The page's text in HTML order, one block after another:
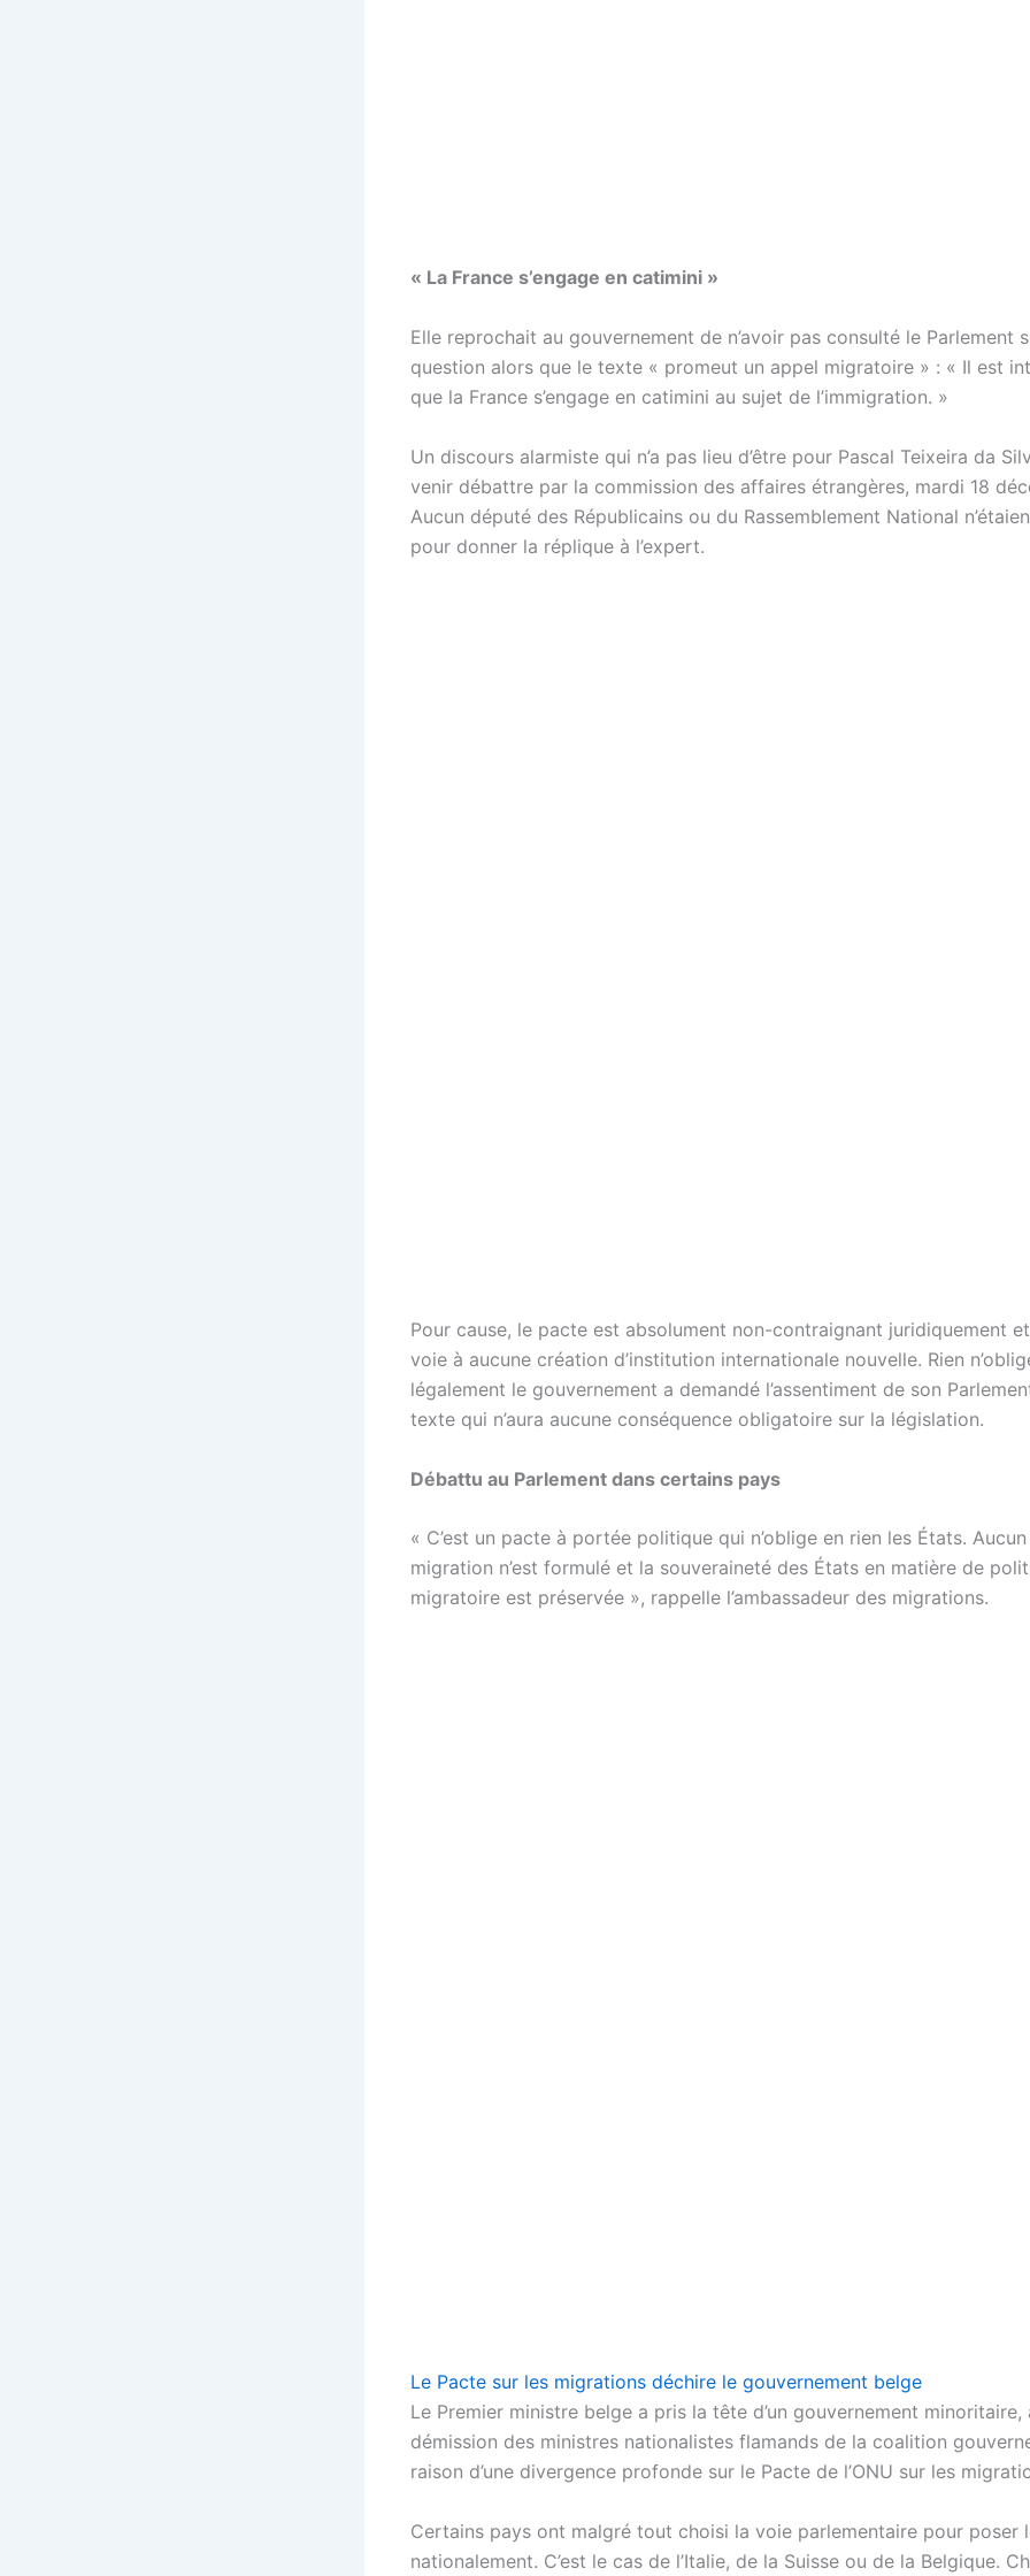
« La France s’engage en catimini »
Elle reprochait au gouvernement de n’avoir pas consulté le Parlement
question alors que le texte « promeut un appel migratoire » : « Il est
que la France s’engage en catimini au sujet de l’immigration. »
Un discours alarmiste qui n’a pas lieu d’être pour Pascal Teixeira da
venir débattre par la commission des affaires étrangères, mardi 18
Aucun député des Républicains ou du Rassemblement National
pour donner la réplique à l’expert.
Pour cause, le pacte est absolument non-contraignant juridiquement
voie à aucune création d’institution internationale nouvelle. Rien
légalement le gouvernement a demandé l’assentiment de son
texte qui n’aura aucune conséquence obligatoire sur la législation.
Débattu au Parlement dans certains pays
« C’est un pacte à portée politique qui n’oblige en rien les États.
migration n’est formulé et la souveraineté des États en matière de
migratoire est préservée », rappelle l’ambassadeur des migrations.
Le Pacte sur les migrations déchire le gouvernement belge
Le Premier ministre belge a pris la tête d’un gouvernement minoritaire,
démission des ministres nationalistes flamands de la coalition
raison d’une divergence profonde sur le Pacte de l’ONU sur les
Certains pays ont malgré tout choisi la voie parlementaire pour poser
nationalement. C’est le cas de l’Italie, de la Suisse ou de la Belgique.